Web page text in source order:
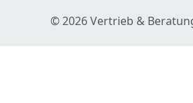
© 2026 Vertrieb &